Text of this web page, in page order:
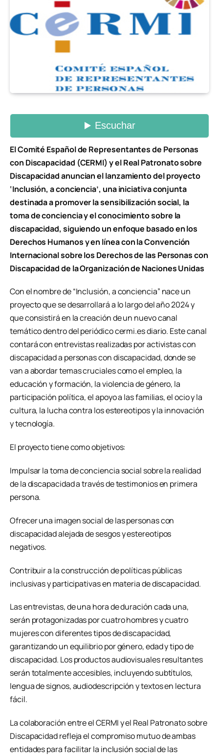
El Comité Español de Representantes de Personas
con Discapacidad (CERMI) y el Real Patronato sobre
Discapacidad anuncian el lanzamiento del proyecto
‘Inclusión, a conciencia’, una iniciativa conjunta
destinada a promover la sensibilización social, la
toma de conciencia y el conocimiento sobre la
discapacidad, siguiendo un enfoque basado en los
Derechos Humanos y en línea con la Convención
Internacional sobre los Derechos de las Personas con
Discapacidad de la Organización de Naciones Unidas
Con el nombre de “Inclusión, a conciencia” nace un
proyecto que se desarrollará a lo largo del año 2024 y
que consistirá en la creación de un nuevo canal
temático dentro del periódico cermi.es diario. Este canal
contará con entrevistas realizadas por activistas con
discapacidad a personas con discapacidad, donde se
van a abordar temas cruciales como el empleo, la
educación y formación, la violencia de género, la
participación política, el apoyo a las familias, el ocio y la
cultura, la lucha contra los estereotipos y la innovación
y tecnología.
El proyecto tiene como objetivos:
Impulsar la toma de conciencia social sobre la realidad
de la discapacidad a través de testimonios en primera
persona.
Ofrecer una imagen social de las personas con
discapacidad alejada de sesgos y estereotipos
negativos.
Contribuir a la construcción de políticas públicas
inclusivas y participativas en materia de discapacidad.
Las entrevistas, de una hora de duración cada una,
serán protagonizadas por cuatro hombres y cuatro
mujeres con diferentes tipos de discapacidad,
garantizando un equilibrio por género, edad y tipo de
discapacidad. Los productos audiovisuales resultantes
serán totalmente accesibles, incluyendo subtítulos,
lengua de signos, audiodescripción y textos en lectura
fácil.
La colaboración entre el CERMI y el Real Patronato sobre
Discapacidad refleja el compromiso mutuo de ambas
entidades para facilitar la inclusión social de las